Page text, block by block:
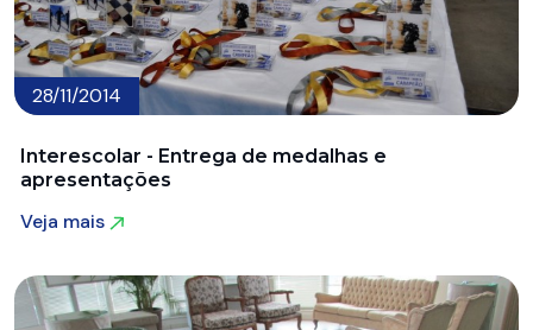
28/11/2014
Interescolar - Entrega de medalhas e
apresentações
Veja mais